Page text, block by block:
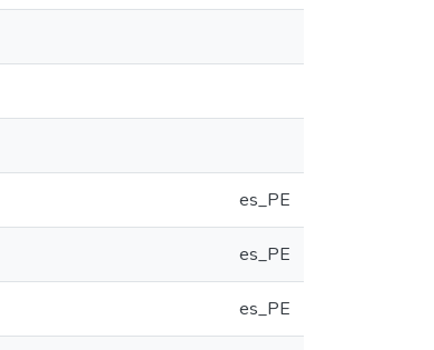
es_PE
es_PE
es_PE